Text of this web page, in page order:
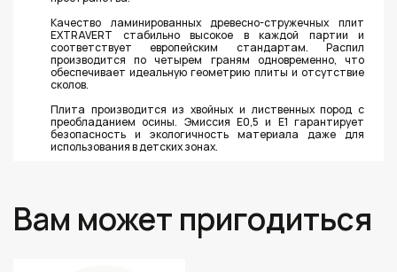
Качество ламинированных древесно-стружечных плит
EXTRAVERT стабильно высокое в каждой партии и
соответствует европейским стандартам. Распил
производится по четырем граням одновременно, что
обеспечивает идеальную геометрию плиты и отсутствие
сколов.
Плита производится из хвойных и лиственных пород с
преобладанием осины. Эмиссия Е0,5 и Е1 гарантирует
безопасность и экологичность материала даже для
использования в детских зонах.
Вам может пригодиться